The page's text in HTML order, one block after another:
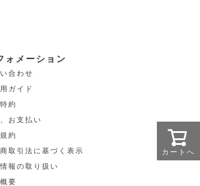
カートへ
ォメーション
合わせ
ガイド
約
お支払い
約
取引法に基づく表示
報の取り扱い
要